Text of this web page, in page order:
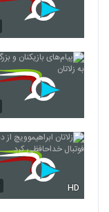
HD